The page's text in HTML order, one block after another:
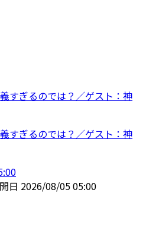
すぎるのでは？／ゲスト：神
すぎるのでは？／ゲスト：神
日 2026/08/05 05:00